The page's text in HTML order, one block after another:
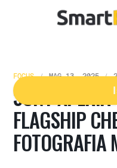
FOCUS MAG 13, 2025
SONY
FLAGSHIP
FOTOGRAFIA